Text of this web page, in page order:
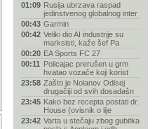
01:09 Rusija ubrzava raspad
jedinstvenog globalnog inter
00:43 Garmin
00:42 Veliki dio AI industrije su
marksisti, kaže šef Pa
00:20 EA Sports FC 27
00:11 Policajac prerušen u grm
hvatao vozače koji korist
23:58 Zašto je Nolanov Odisej
drugačiji od svih dosadašn
23:45 Kako bez recepta postati dr.
House (ovisnik o lije
23:42 Varta u stečaju zbog gubitka